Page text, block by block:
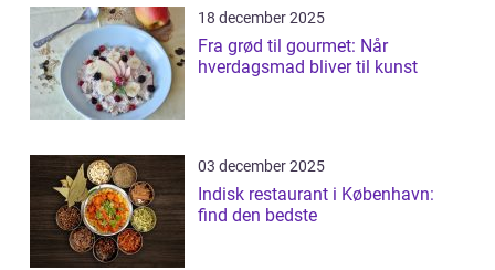
18 december 2025
Fra grød til gourmet: Når
hverdagsmad bliver til kunst
03 december 2025
Indisk restaurant i København:
find den bedste